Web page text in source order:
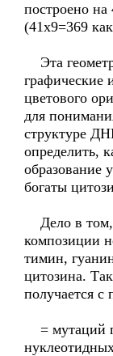
построено на
(41х9=369
Эта
графические
цветового
для
структуре
определить,
образование
богаты
Дело в том,
композиции
тимин,
цитозина.
получается
= мутаций